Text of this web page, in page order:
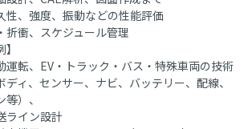
性、強度、振動などの性能評価
折衝、スケジュール管理
運転、EV・トラック・バス・特殊車両の技術
ィ、センサー、ナビ、バッテリー、配線、
）、
ライン設計